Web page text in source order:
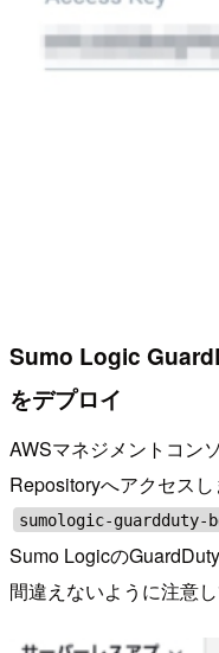
Sumo Logic
をデプロイ
AWSマネジメントコン
Repositoryへアクセス
sumologic-guardduty-
Sumo Logicの
間違えないように注意し